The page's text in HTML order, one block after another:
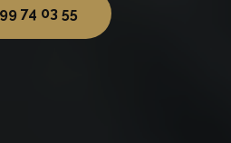
74 03 55